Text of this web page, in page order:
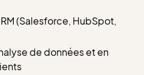
(Salesforce, HubSpot,
de données et en